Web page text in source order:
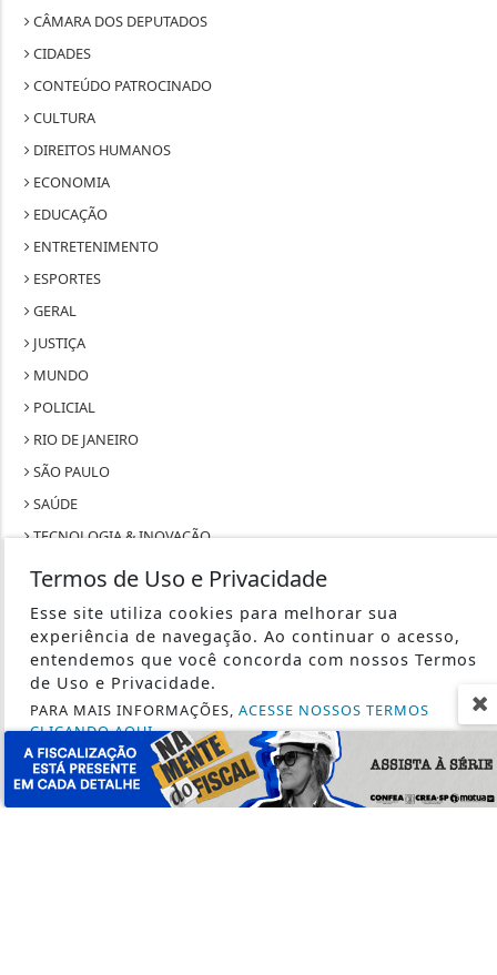
CÂMARA DOS DEPUTADOS
CIDADES
CONTEÚDO PATROCINADO
CULTURA
DIREITOS HUMANOS
ECONOMIA
EDUCAÇÃO
ENTRETENIMENTO
ESPORTES
GERAL
JUSTIÇA
MUNDO
POLICIAL
RIO DE JANEIRO
SÃO PAULO
SAÚDE
TECNOLOGIA & INOVAÇÃO
TRABALHO
SEU SITE - TODOS OS DIREITOS RESERVADOS.
TERMOS DE USO E PRIVACIDADE
EXPEDIENTE
Termos de Uso e Privacidade
Esse site utiliza cookies para melhorar sua
experiência de navegação. Ao continuar o acesso,
entendemos que você concorda com nossos Termos
de Uso e Privacidade.
PARA MAIS INFORMAÇÕES, ACESSE NOSSOS TERMOS
CLICANDO AQUI
PROSSEGUIR